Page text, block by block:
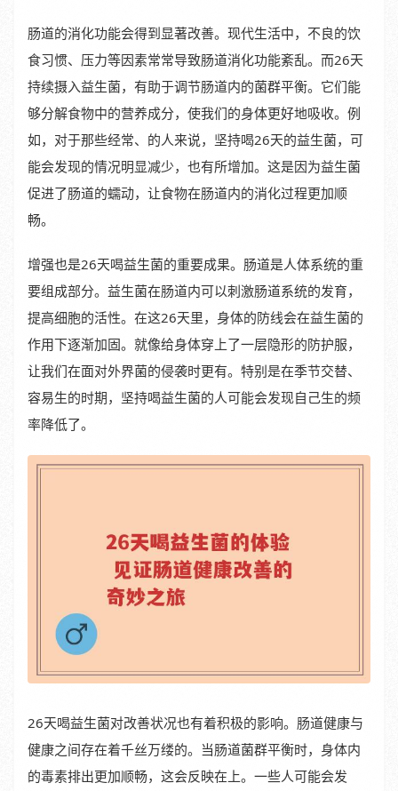
肠道的消化功能会得到显著改善。现代生活中，不良的饮
食习惯、压力等因素常常导致肠道消化功能紊乱。而26天
持续摄入益生菌，有助于调节肠道内的菌群平衡。它们能
够分解食物中的营养成分，使我们的身体更好地吸收。例
如，对于那些经常、的人来说，坚持喝26天的益生菌，可
能会发现的情况明显减少，也有所增加。这是因为益生菌
促进了肠道的蠕动，让食物在肠道内的消化过程更加顺
畅。
增强也是26天喝益生菌的重要成果。肠道是人体系统的重
要组成部分。益生菌在肠道内可以刺激肠道系统的发育，
提高细胞的活性。在这26天里，身体的防线会在益生菌的
作用下逐渐加固。就像给身体穿上了一层隐形的防护服，
让我们在面对外界菌的侵袭时更有。特别是在季节交替、
容易生的时期，坚持喝益生菌的人可能会发现自己生的频
率降低了。
26天喝益生菌对改善状况也有着积极的影响。肠道健康与
健康之间存在着千丝万缕的。当肠道菌群平衡时，身体内
的毒素排出更加顺畅，这会反映在上。一些人可能会发